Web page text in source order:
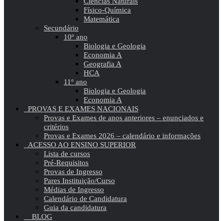
Físico-Química
Matemática
Secundário
10º ano
Biologia e Geologia
Economia A
Geografia A
HCA
11º ano
Biologia e Geologia
Economia A
PROVAS E EXAMES NACIONAIS
Provas e Exames de anos anteriores – enunciados e
critérios
Provas e Exames 2026 – calendário e informações
ACESSO AO ENSINO SUPERIOR
Lista de cursos
Pré-Requisitos
Provas de Ingresso
Pares Instituição/Curso
Médias de Ingresso
Calendário de Candidatura
Guia da candidatura
BLOG